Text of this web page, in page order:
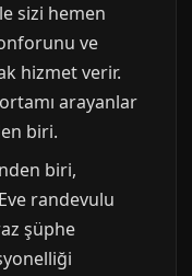
sizi hemen
ve
hizmet verir.
arayanlar
biri.
biri,
randevulu
şüphe